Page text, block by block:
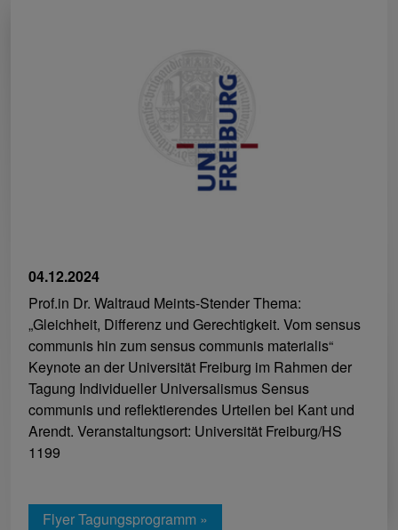
04.12.2024
Prof.in Dr. Waltraud Meints-Stender Thema:
„Gleichheit, Differenz und Gerechtigkeit. Vom sensus
communis hin zum sensus communis materialis“
Keynote an der Universität Freiburg im Rahmen der
Tagung Individueller Universalismus Sensus
communis und reflektierendes Urteilen bei Kant und
Arendt. Veranstaltungsort: Universität Freiburg/HS
1199
Flyer Tagungsprogramm »